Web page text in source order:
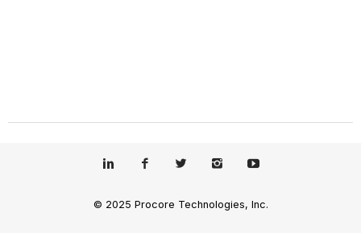
© 2025 Procore Technologies, Inc.